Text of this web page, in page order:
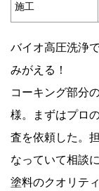
施工
バイオ高圧洗浄
みがえる！
コーキング部分
様。まずはプロ
査を依頼した。
なっていて相談
塗料のクオリテ